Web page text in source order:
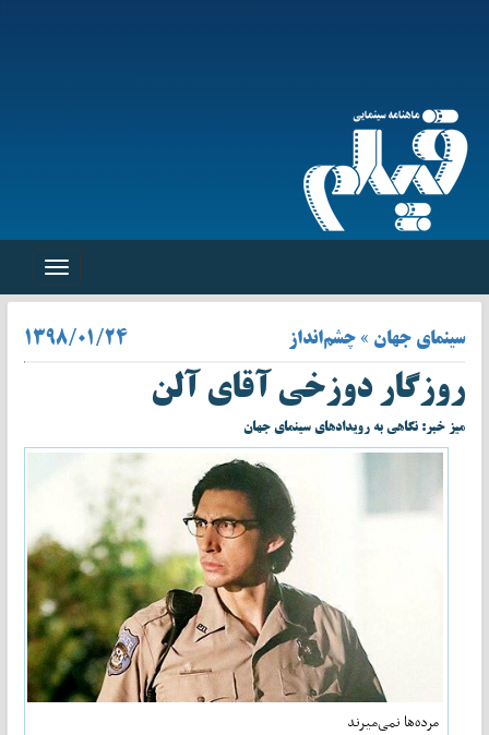
Toggle
سینمای جهان » چشم‌انداز ۱۳۹۸/۰۱/۲۴
روزگار دوزخی آقای آلن
میز خبر: نگاهی به رویدادهای سینمای جهان
مرده‌ها نمی‌میرند